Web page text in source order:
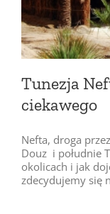
Tunezja
ciekawego
Nefta, droga
Douz i południe
okolicach i jak
zdecydujemy się